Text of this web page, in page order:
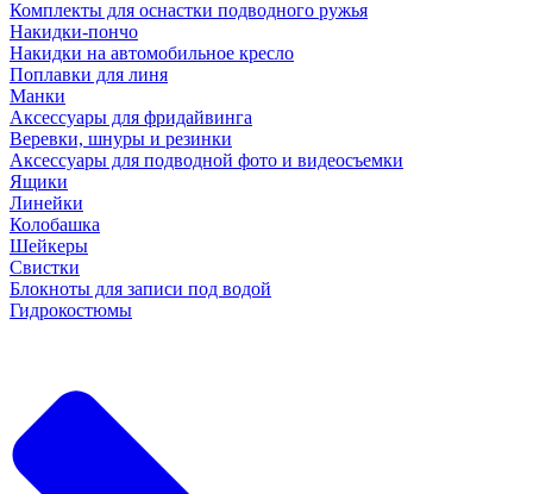
Комплекты для оснастки подводного ружья
Накидки-пончо
Накидки на автомобильное кресло
Поплавки для линя
Манки
Аксессуары для фридайвинга
Веревки, шнуры и резинки
Аксессуары для подводной фото и видеосъемки
Ящики
Линейки
Колобашка
Шейкеры
Свистки
Блокноты для записи под водой
Гидрокостюмы